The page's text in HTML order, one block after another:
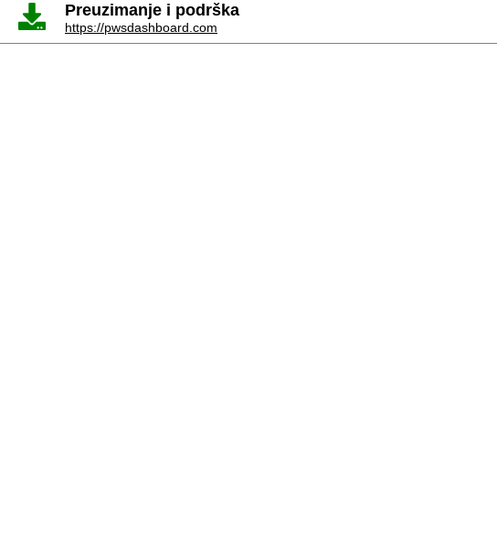
Preuzimanje i podrška
https://pwsdashboard.com